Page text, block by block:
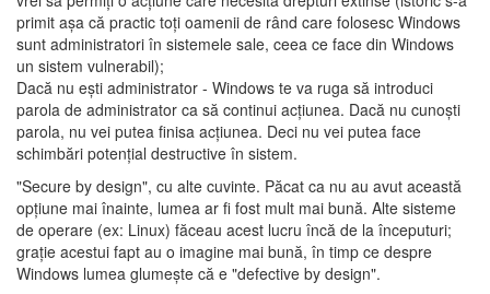
primit aşa că practic toţi oamenii de rând care folosesc Windows
sunt administratori în sistemele sale, ceea ce face din Windows
un sistem vulnerabil);
Dacă nu eşti administrator - Windows te va ruga să introduci
parola de administrator ca să continui acţiunea. Dacă nu cunoşti
parola, nu vei putea finisa acţiunea. Deci nu vei putea face
schimbări potenţial destructive în sistem.
"Secure by design", cu alte cuvinte. Păcat ca nu au avut această
opţiune mai înainte, lumea ar fi fost mult mai bună. Alte sisteme
de operare (ex: Linux) făceau acest lucru încă de la începuturi;
graţie acestui fapt au o imagine mai bună, în timp ce despre
Windows lumea glumeşte că e "defective by design".